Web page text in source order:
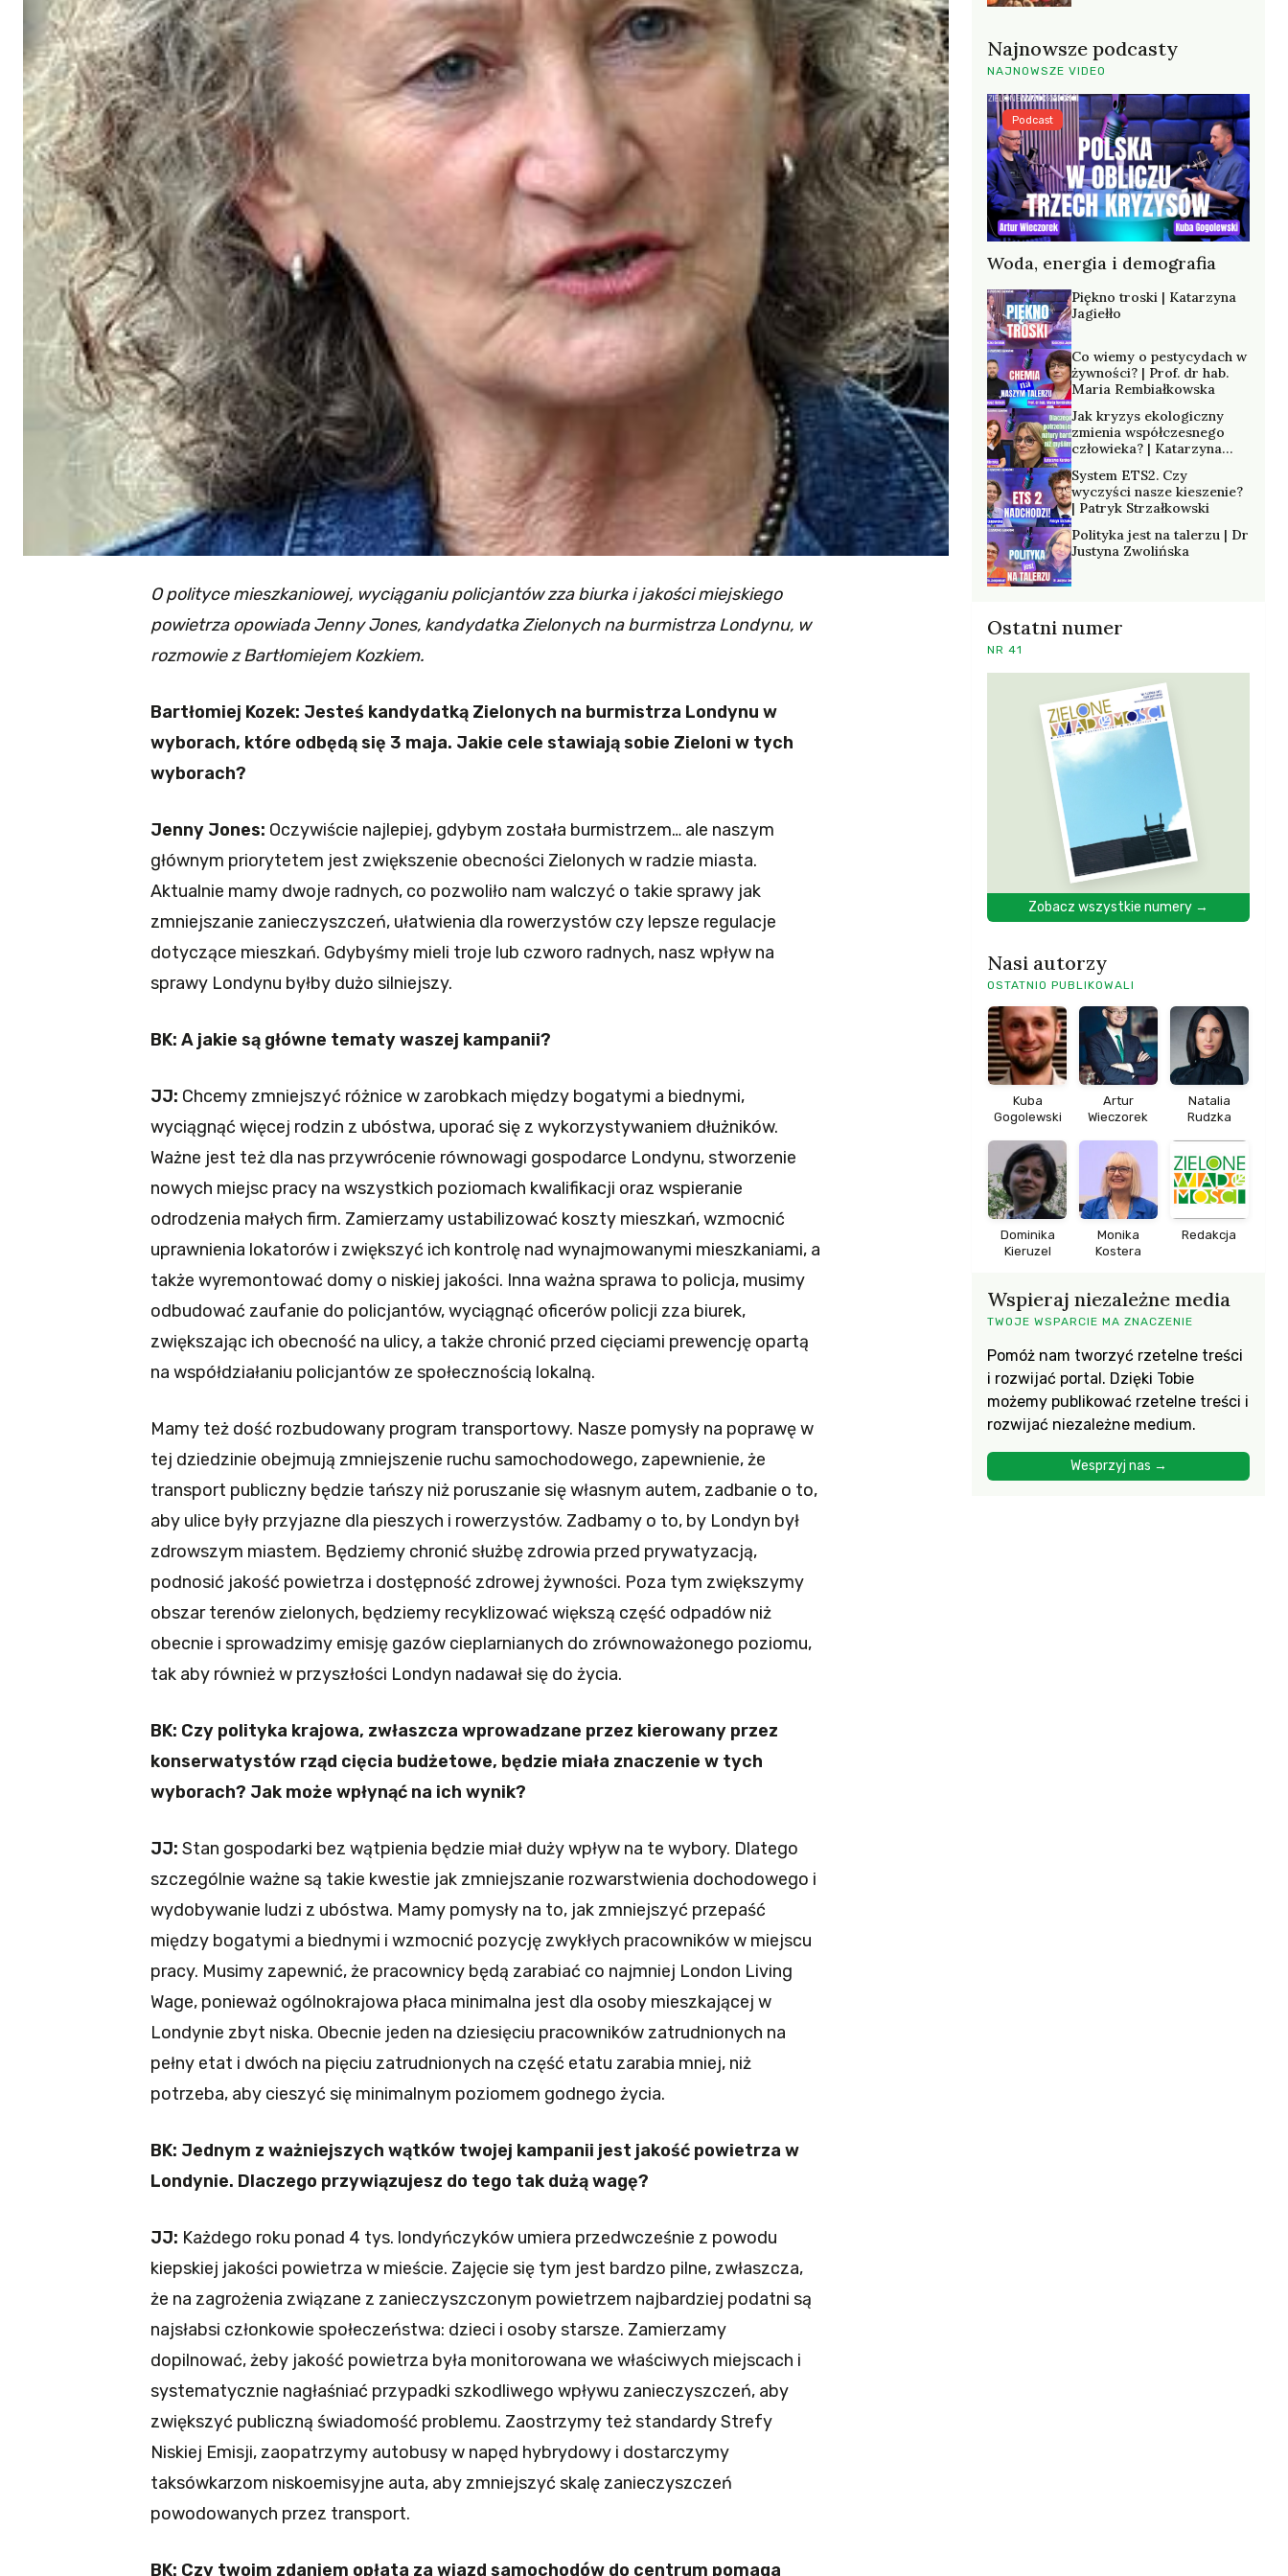
O polityce mieszkaniowej, wyciąganiu policjantów zza biurka i jakości miejskiego
powietrza opowiada Jenny Jones, kandydatka Zielonych na burmistrza Londynu, w
rozmowie z Bartłomiejem Kozkiem.
Bartłomiej Kozek: Jesteś kandydatką Zielonych na burmistrza Londynu w
wyborach, które odbędą się 3 maja. Jakie cele stawiają sobie Zieloni w tych
wyborach?
Jenny Jones: Oczywiście najlepiej, gdybym została burmistrzem… ale naszym
głównym priorytetem jest zwiększenie obecności Zielonych w radzie miasta.
Aktualnie mamy dwoje radnych, co pozwoliło nam walczyć o takie sprawy jak
zmniejszanie zanieczyszczeń, ułatwienia dla rowerzystów czy lepsze regulacje
dotyczące mieszkań. Gdybyśmy mieli troje lub czworo radnych, nasz wpływ na
sprawy Londynu byłby dużo silniejszy.
BK: A jakie są główne tematy waszej kampanii?
JJ: Chcemy zmniejszyć różnice w zarobkach między bogatymi a biednymi,
wyciągnąć więcej rodzin z ubóstwa, uporać się z wykorzystywaniem dłużników.
Ważne jest też dla nas przywrócenie równowagi gospodarce Londynu, stworzenie
nowych miejsc pracy na wszystkich poziomach kwalifikacji oraz wspieranie
odrodzenia małych firm. Zamierzamy ustabilizować koszty mieszkań, wzmocnić
uprawnienia lokatorów i zwiększyć ich kontrolę nad wynajmowanymi mieszkaniami, a
także wyremontować domy o niskiej jakości. Inna ważna sprawa to policja, musimy
odbudować zaufanie do policjantów, wyciągnąć oficerów policji zza biurek,
zwiększając ich obecność na ulicy, a także chronić przed cięciami prewencję opartą
na współdziałaniu policjantów ze społecznością lokalną.
Mamy też dość rozbudowany program transportowy. Nasze pomysły na poprawę w
tej dziedzinie obejmują zmniejszenie ruchu samochodowego, zapewnienie, że
transport publiczny będzie tańszy niż poruszanie się własnym autem, zadbanie o to,
aby ulice były przyjazne dla pieszych i rowerzystów. Zadbamy o to, by Londyn był
zdrowszym miastem. Będziemy chronić służbę zdrowia przed prywatyzacją,
podnosić jakość powietrza i dostępność zdrowej żywności. Poza tym zwiększymy
obszar terenów zielonych, będziemy recyklizować większą część odpadów niż
obecnie i sprowadzimy emisję gazów cieplarnianych do zrównoważonego poziomu,
tak aby również w przyszłości Londyn nadawał się do życia.
BK: Czy polityka krajowa, zwłaszcza wprowadzane przez kierowany przez
konserwatystów rząd cięcia budżetowe, będzie miała znaczenie w tych
wyborach? Jak może wpłynąć na ich wynik?
JJ: Stan gospodarki bez wątpienia będzie miał duży wpływ na te wybory. Dlatego
szczególnie ważne są takie kwestie jak zmniejszanie rozwarstwienia dochodowego i
wydobywanie ludzi z ubóstwa. Mamy pomysły na to, jak zmniejszyć przepaść
między bogatymi a biednymi i wzmocnić pozycję zwykłych pracowników w miejscu
pracy. Musimy zapewnić, że pracownicy będą zarabiać co najmniej London Living
Wage, ponieważ ogólnokrajowa płaca minimalna jest dla osoby mieszkającej w
Londynie zbyt niska. Obecnie jeden na dziesięciu pracowników zatrudnionych na
pełny etat i dwóch na pięciu zatrudnionych na część etatu zarabia mniej, niż
potrzeba, aby cieszyć się minimalnym poziomem godnego życia.
BK: Jednym z ważniejszych wątków twojej kampanii jest jakość powietrza w
Londynie. Dlaczego przywiązujesz do tego tak dużą wagę?
JJ: Każdego roku ponad 4 tys. londyńczyków umiera przedwcześnie z powodu
kiepskiej jakości powietrza w mieście. Zajęcie się tym jest bardzo pilne, zwłaszcza,
że na zagrożenia związane z zanieczyszczonym powietrzem najbardziej podatni są
najsłabsi członkowie społeczeństwa: dzieci i osoby starsze. Zamierzamy
dopilnować, żeby jakość powietrza była monitorowana we właściwych miejscach i
systematycznie nagłaśniać przypadki szkodliwego wpływu zanieczyszczeń, aby
zwiększyć publiczną świadomość problemu. Zaostrzymy też standardy Strefy
Niskiej Emisji, zaopatrzymy autobusy w napęd hybrydowy i dostarczymy
taksówkarzom niskoemisyjne auta, aby zmniejszyć skalę zanieczyszczeń
powodowanych przez transport.
BK: Czy twoim zdaniem opłata za wjazd samochodów do centrum pomaga
Najnowsze podcasty
NAJNOWSZE VIDEO
Woda, energia i demografia
Podcast
Piękno troski | Katarzyna
Jagiełło
Co wiemy o pestycydach w
żywności? | Prof. dr hab.
Maria Rembiałkowska
Jak kryzys ekologiczny
zmienia współczesnego
człowieka? | Katarzyna
System ETS2. Czy
wyczyści nasze kieszenie?
| Patryk Strzałkowski
Polityka jest na talerzu | Dr
Justyna Zwolińska
Ostatni numer
NR 41
Zobacz wszystkie numery →
Nasi autorzy
OSTATNIO PUBLIKOWALI
Kuba
Gogolewski
Artur
Wieczorek
Natalia
Rudzka
Dominika
Kieruzel
Monika
Kostera
Redakcja
Wspieraj niezależne media
TWOJE WSPARCIE MA ZNACZENIE
Pomóż nam tworzyć rzetelne treści
i rozwijać portal. Dzięki Tobie
możemy publikować rzetelne treści i
rozwijać niezależne medium.
Wesprzyj nas →